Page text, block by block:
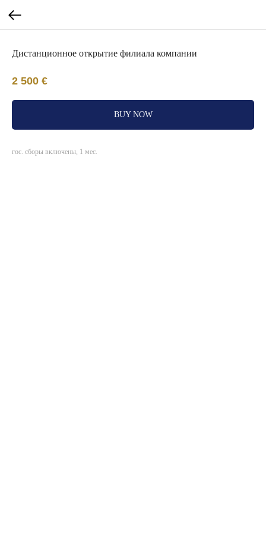
Дистанционное открытие филиала компании
2 500 €
BUY NOW
гос. сборы включены, 1 мес.